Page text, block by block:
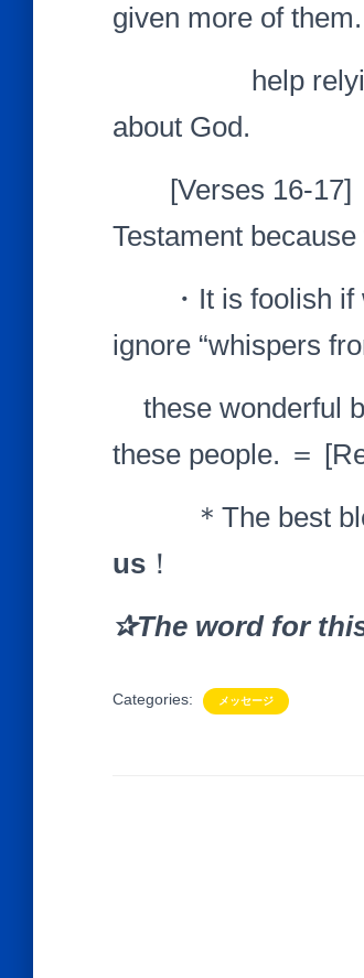
given more of
help relying on
about God.
[Verses 16-17]
Testament
・It is foolish if
ignore “whispers
these wonderful
these people. ＝
＊The best
us ！
✰The word for
Categories: メッセージ